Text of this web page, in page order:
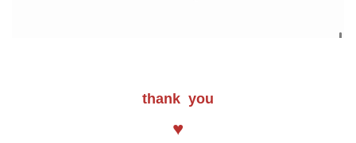
thank you
♥